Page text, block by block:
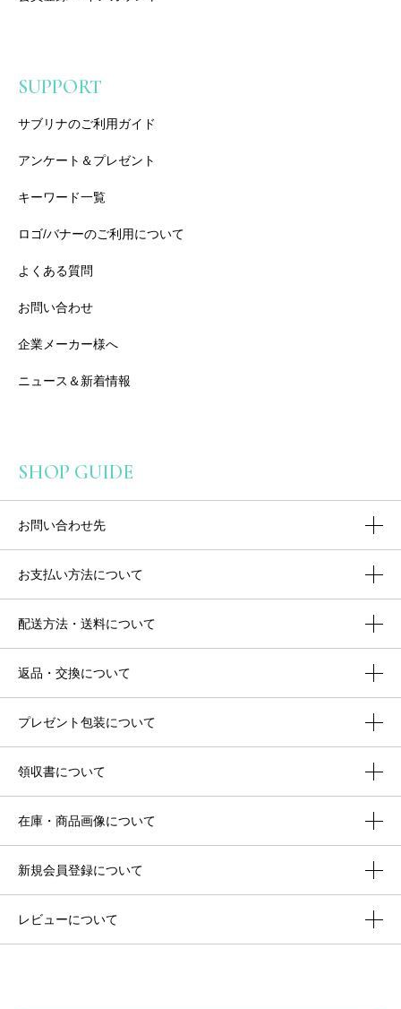
SUPPORT
サブリナのご利用ガイド
アンケート＆プレゼント
キーワード一覧
ロゴ/バナーのご利用について
よくある質問
お問い合わせ
企業メーカー様へ
ニュース＆新着情報
SHOP GUIDE
お問い合わせ先
お支払い方法について
配送方法・送料について
返品・交換について
プレゼント包装について
領収書について
在庫・商品画像について
新規会員登録について
レビューについて